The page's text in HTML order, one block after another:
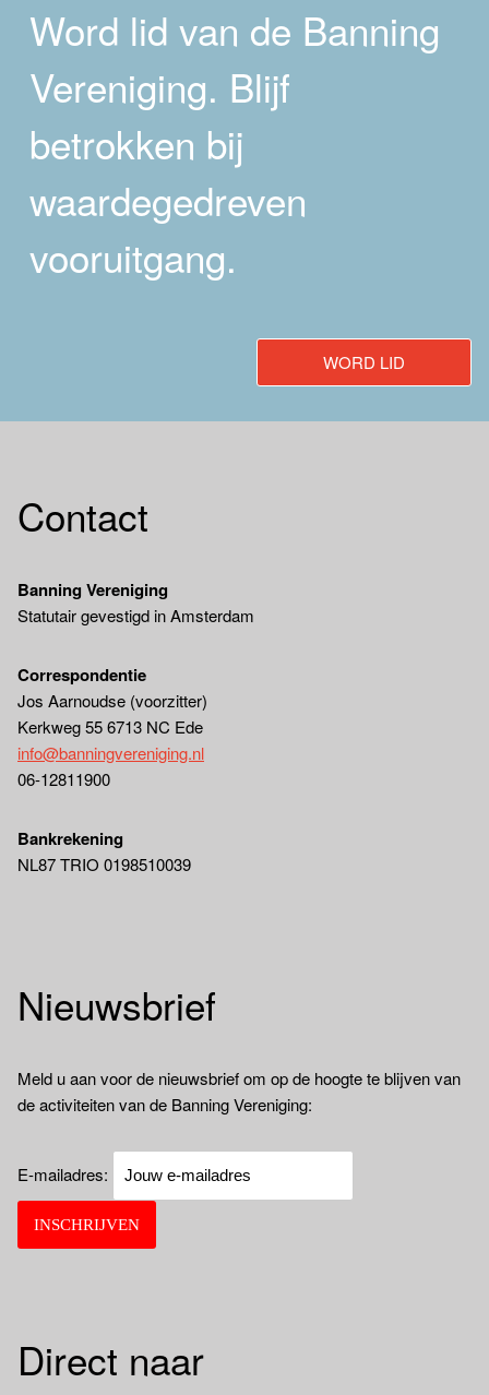
Word lid van de Banning
Vereniging. Blijf
betrokken bij
waardegedreven
vooruitgang.
WORD LID
Contact
Banning Vereniging
Statutair gevestigd in Amsterdam
Correspondentie
Jos Aarnoudse (voorzitter)
Kerkweg 55 6713 NC Ede
info@banningvereniging.nl
06-12811900
Bankrekening
NL87 TRIO 0198510039
Nieuwsbrief
Meld u aan voor de nieuwsbrief om op de hoogte te blijven van
de activiteiten van de Banning Vereniging:
E-mailadres:
Direct naar